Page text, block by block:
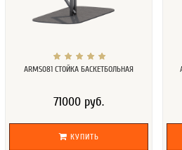
ARMS081 СТОЙКА БАСКЕТБОЛЬНАЯ
71000 руб.
КУПИТЬ